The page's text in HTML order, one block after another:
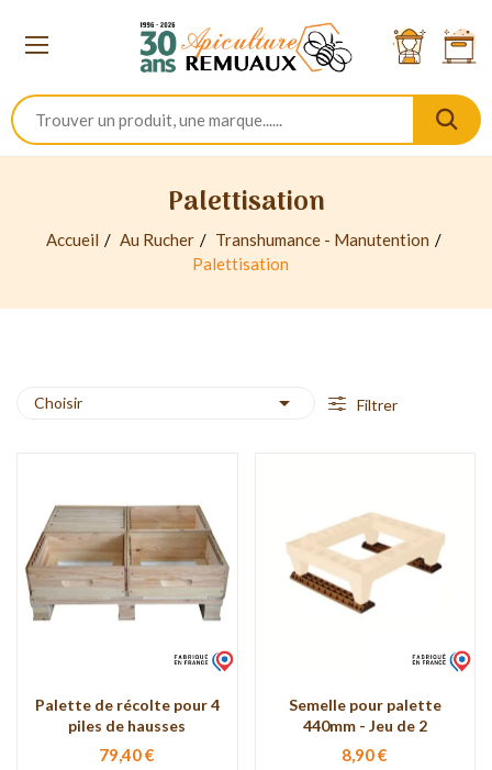
Palettisation
Accueil Au Rucher
Transhumance - Manutention
Palettisation
Choisir  Filtrer
Palette de récolte pour 4
piles de hausses
79,40 €
Semelle pour palette
440mm - Jeu de 2
8,90 €